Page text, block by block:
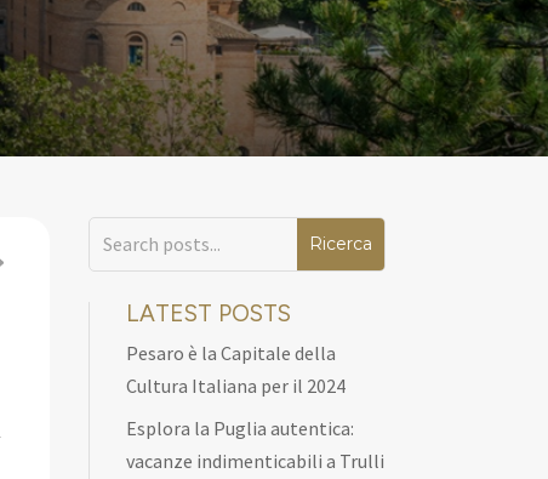
LATEST POSTS
Pesaro è la Capitale della
Cultura Italiana per il 2024
Esplora la Puglia autentica:
vacanze indimenticabili a Trulli